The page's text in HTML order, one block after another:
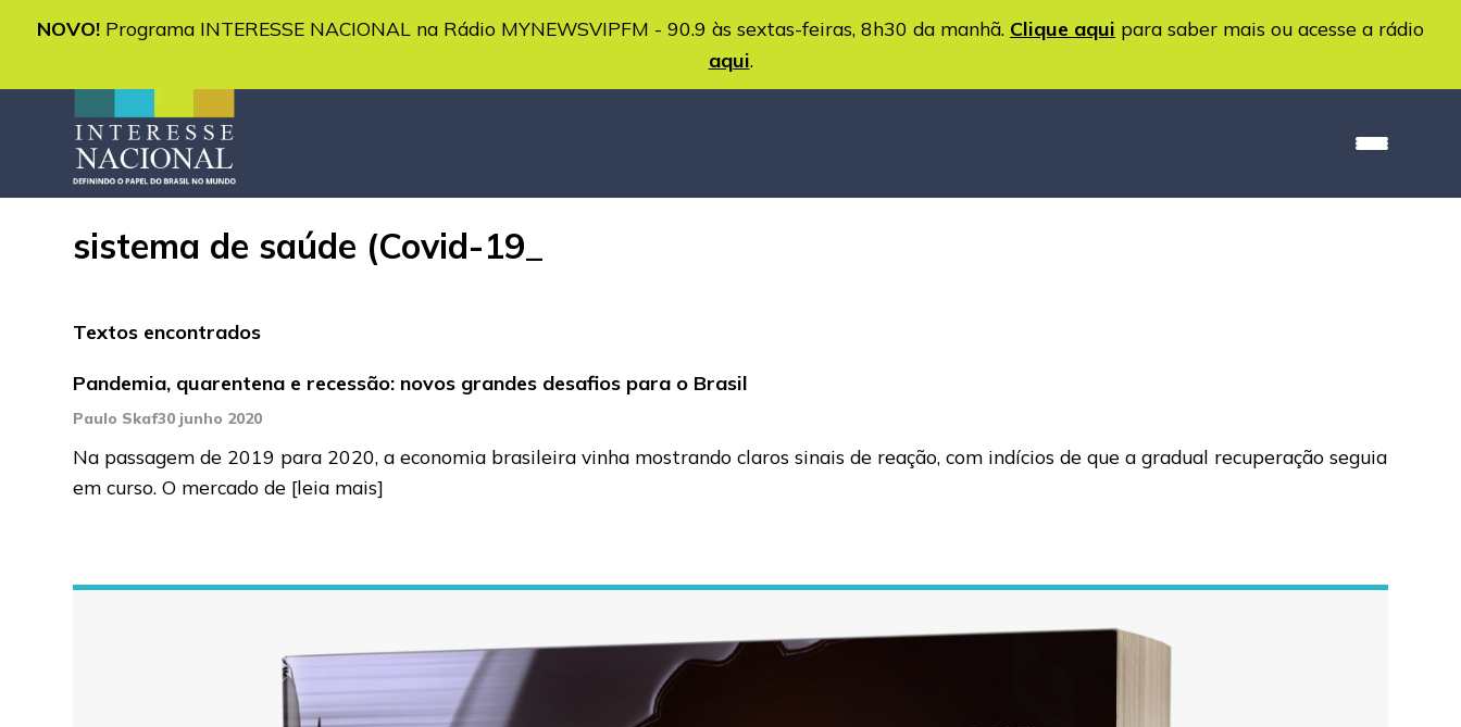
NOVO! Programa INTERESSE NACIONAL na Rádio MYNEWSVIPFM - 90.9 às sextas-feiras, 8h30 da manhã. Clique aqui para saber mais ou acesse a rádio
aqui.
sistema de saúde (Covid-19_
Textos encontrados
Pandemia, quarentena e recessão: novos grandes desafios para o Brasil
Paulo Skaf30 junho 2020
Na passagem de 2019 para 2020, a economia brasileira vinha mostrando claros sinais de reação, com indícios de que a gradual recuperação seguia
em curso. O mercado de [leia mais]